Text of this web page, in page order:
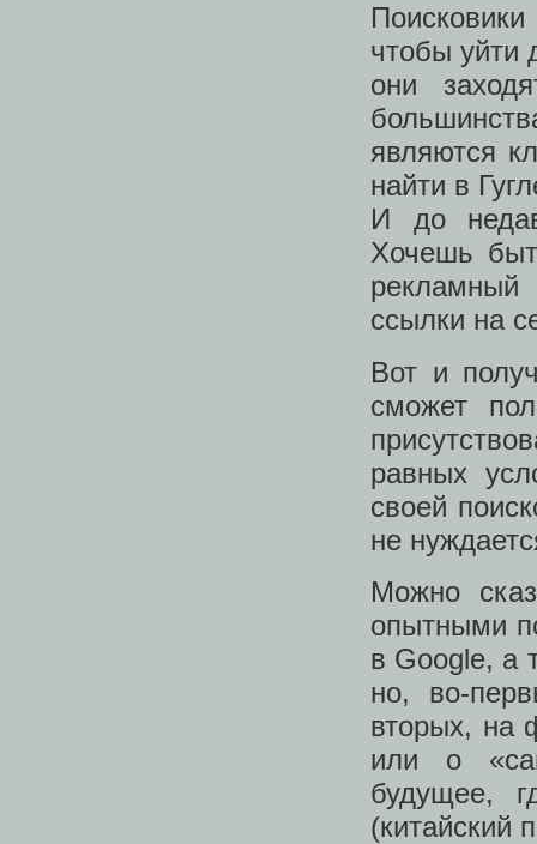
чтобы уйти
они
являются
найти в
И до
Хочешь
рекламный
ссылки на
Вот и
сможет
равных
своей
не
Можно
опытными
в Google, а
но, во-
вторых, на
или о
будущее,
(китайский